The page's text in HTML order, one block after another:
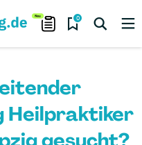
0
Heilpraktiker